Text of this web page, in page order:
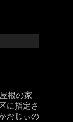
根の家
に指定さ
おじぃの